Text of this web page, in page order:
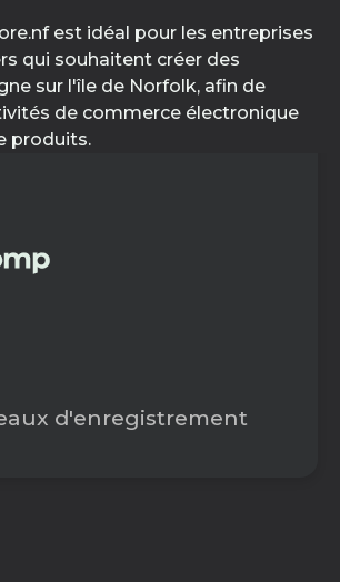
est idéal pour les entreprises
qui souhaitent créer des
sur l'île de Norfolk, afin de
de commerce électronique
produits.
d'enregistrement